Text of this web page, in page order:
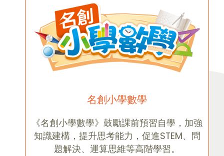
名創小學數學
《名創小學數學》鼓勵課前預習自學，加強
知識建構，提升思考能力，促進STEM、問
題解決、運算思維等高階學習。